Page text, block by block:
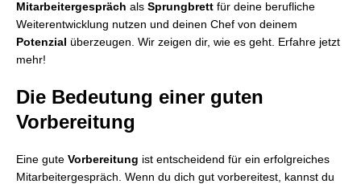
Mitarbeitergespräch als Sprungbrett für deine berufliche
Weiterentwicklung nutzen und deinen Chef von deinem
Potenzial überzeugen. Wir zeigen dir, wie es geht. Erfahre jetzt
mehr!
Die Bedeutung einer guten
Vorbereitung
Eine gute Vorbereitung ist entscheidend für ein erfolgreiches
Mitarbeitergespräch. Wenn du dich gut vorbereitest, kannst du